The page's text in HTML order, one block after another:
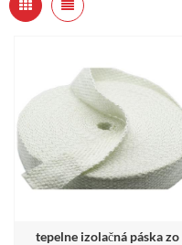
tepelne izolačná páska zo